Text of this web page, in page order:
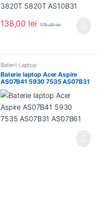
138,00 lei 175,00lei
Baterii Laptop
Baterie laptop Acer Aspire
AS07B41 5930 7535 AS07B31
AS07B61